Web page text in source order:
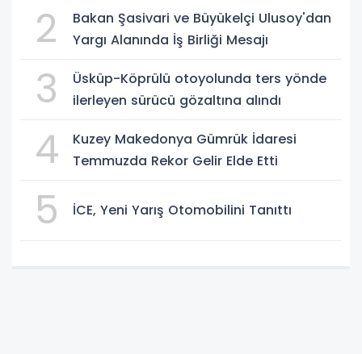
2
Bakan Şasivari ve Büyükelçi Ulusoy'dan
Yargı Alanında İş Birliği Mesajı
3
Üsküp-Köprülü otoyolunda ters yönde
ilerleyen sürücü gözaltına alındı
4
Kuzey Makedonya Gümrük İdaresi
Temmuzda Rekor Gelir Elde Etti
5 İCE, Yeni Yarış Otomobilini Tanıttı